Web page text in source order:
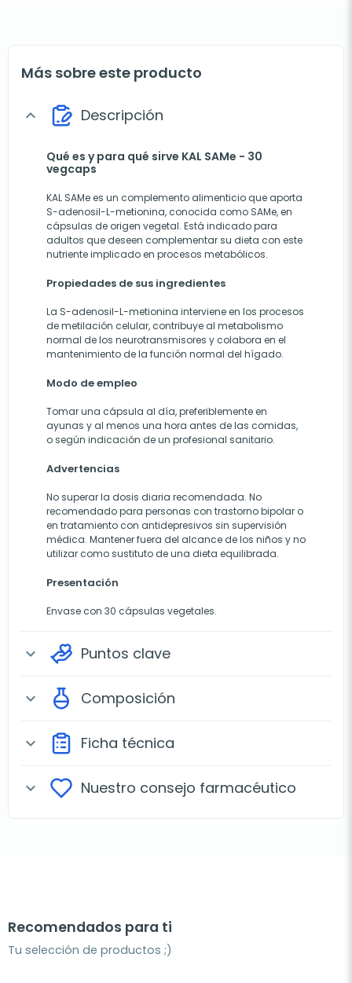
Más sobre este producto
expand_more Descripción
Qué es y para qué sirve KAL SAMe - 30
vegcaps
KAL SAMe es un complemento alimenticio que aporta
S-adenosil-L-metionina, conocida como SAMe, en
cápsulas de origen vegetal. Está indicado para
adultos que deseen complementar su dieta con este
nutriente implicado en procesos metabólicos.
Propiedades de sus ingredientes
La S-adenosil-L-metionina interviene en los procesos
de metilación celular, contribuye al metabolismo
normal de los neurotransmisores y colabora en el
mantenimiento de la función normal del hígado.
Modo de empleo
Tomar una cápsula al día, preferiblemente en
ayunas y al menos una hora antes de las comidas,
o según indicación de un profesional sanitario.
Advertencias
No superar la dosis diaria recomendada. No
recomendado para personas con trastorno bipolar o
en tratamiento con antidepresivos sin supervisión
médica. Mantener fuera del alcance de los niños y no
utilizar como sustituto de una dieta equilibrada.
Presentación
Envase con 30 cápsulas vegetales.
expand_more Puntos clave
expand_more Composición
expand_more Ficha técnica
expand_more Nuestro consejo farmacéutico
Recomendados para ti
Tu selección de productos ;)